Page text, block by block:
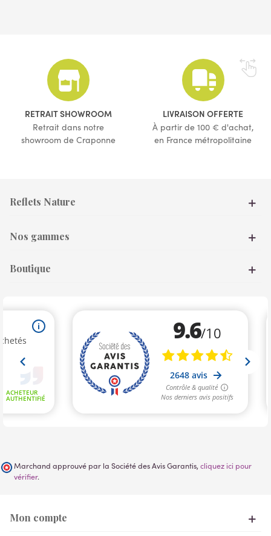
RETRAIT SHOWROOM
Retrait dans notre
showroom de Craponne
LIVRAISON OFFERTE
À partir de 100 € d'achat,
en France métropolitaine
Reflets Nature
Nos gammes
Boutique
Marchand approuvé par la Société des Avis Garantis, cliquez ici pour
vérifier.
Mon compte